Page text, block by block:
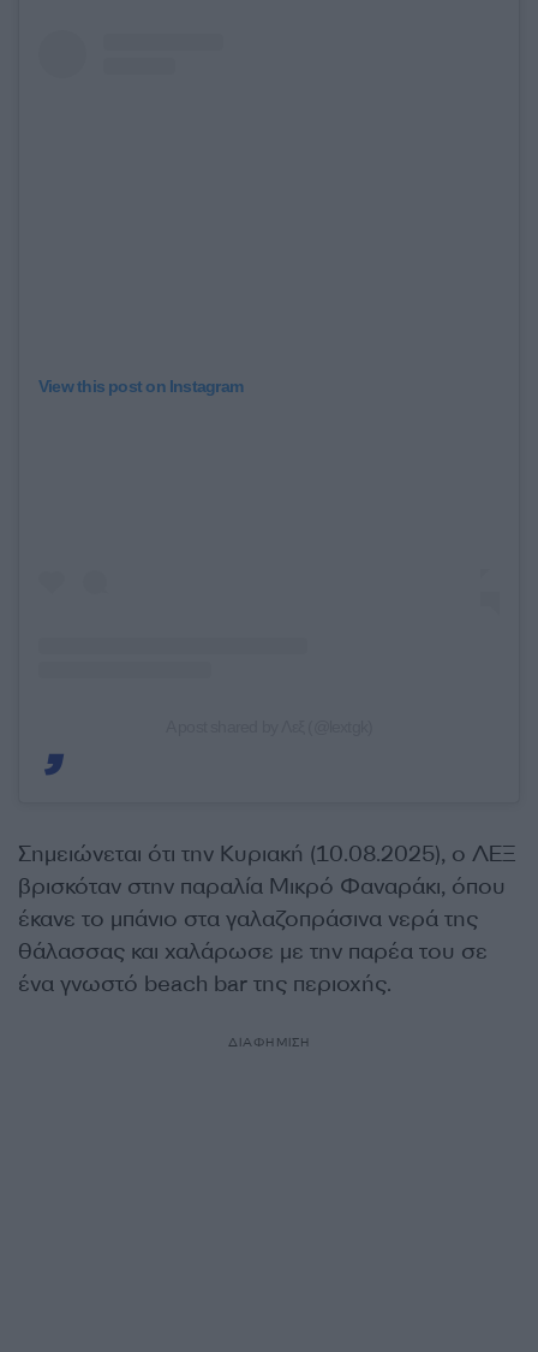
View this post on Instagram
Σημειώνεται ότι την Κυριακή (10.08.2025), ο ΛΕΞ
βρισκόταν στην παραλία Μικρό Φαναράκι, όπου
έκανε το μπάνιο στα γαλαζοπράσινα νερά της
θάλασσας και χαλάρωσε με την παρέα του σε
ένα γνωστό beach bar της περιοχής.
ΔΙΑΦΗΜΙΣΗ